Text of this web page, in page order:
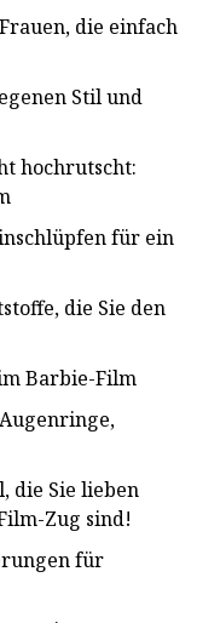
die einfach
Stil und
hochrutscht:
für ein
die Sie den
Barbie-Film
die Sie lieben
Zug sind!
für